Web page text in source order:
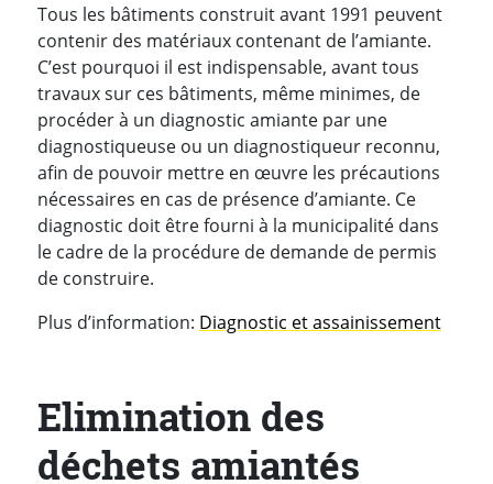
Tous les bâtiments construit avant 1991 peuvent
contenir des matériaux contenant de l’amiante.
C’est pourquoi il est indispensable, avant tous
travaux sur ces bâtiments, même minimes, de
procéder à un diagnostic amiante par une
diagnostiqueuse ou un diagnostiqueur reconnu,
afin de pouvoir mettre en œuvre les précautions
nécessaires en cas de présence d’amiante. Ce
diagnostic doit être fourni à la municipalité dans
le cadre de la procédure de demande de permis
de construire.
Plus d’information: Diagnostic et assainissement
Elimination des
déchets amiantés